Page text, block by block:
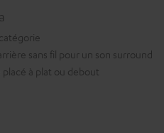
sans fil pour un son surround
placé à plat ou debout